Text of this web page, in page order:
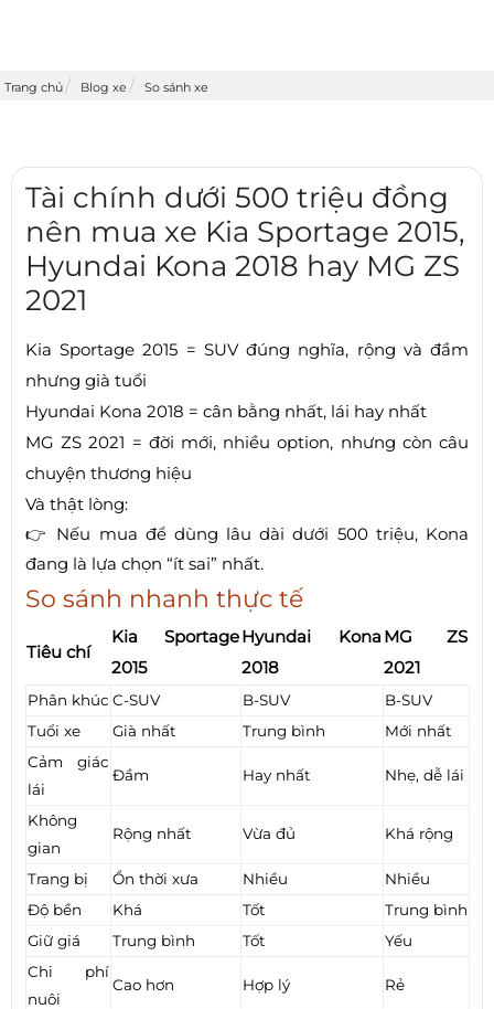
Trang chủ Blog xe So sánh xe
Tài chính dưới 500 triệu đồng
nên mua xe Kia Sportage 2015,
Hyundai Kona 2018 hay MG ZS
2021
Kia Sportage 2015 = SUV đúng nghĩa, rộng và đầm
nhưng già tuổi
Hyundai Kona 2018 = cân bằng nhất, lái hay nhất
MG ZS 2021 = đời mới, nhiều option, nhưng còn câu
chuyện thương hiệu
Và thật lòng:
👉 Nếu mua để dùng lâu dài dưới 500 triệu, Kona
đang là lựa chọn “ít sai” nhất.
So sánh nhanh thực tế
Tiêu chí
Kia Sportage
2015
Hyundai Kona
2018
MG ZS
2021
Phân khúc C-SUV B-SUV
B-SUV
Tuổi xe
Già nhất Trung bình
Mới nhất
Cảm giác
lái
Đầm Hay nhất Nhẹ, dễ lái
Không
gian
Rộng nhất Vừa đủ Khá rộng
Trang bị Ổn thời xưa Nhiều
Nhiều
Độ bền
Khá Tốt
Trung bình
Giữ giá
Trung bình Tốt
Yếu
Chi phí
nuôi
Cao hơn Hợp lý Rẻ